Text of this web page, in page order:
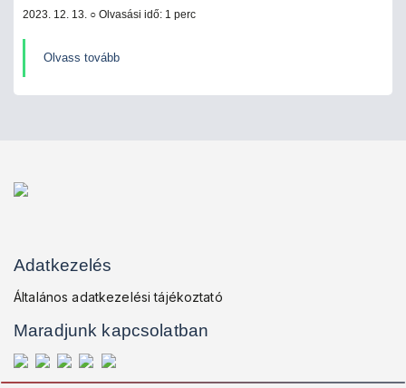
2023. 12. 13. ○ Olvasási idő: 1 perc
Olvass tovább
Adatkezelés
Általános adatkezelési tájékoztató
Maradjunk kapcsolatban